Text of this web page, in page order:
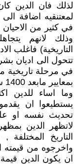
لذلك فان الدين
لمعتنقيه اضافة الى
في كثير من
وذلك لانهم
التاريخية) فاغلب
تتحول الى اديان
في مرحلة تاريخية
بمعايير مابعد 1400 سنة من نزوله !!!!
وما اساء للدين
يستطيعوا ان
تحديث نفسه او
لاتظهر الدين
التاريخ
واخرجوه من قيمته
ان يكون الدين